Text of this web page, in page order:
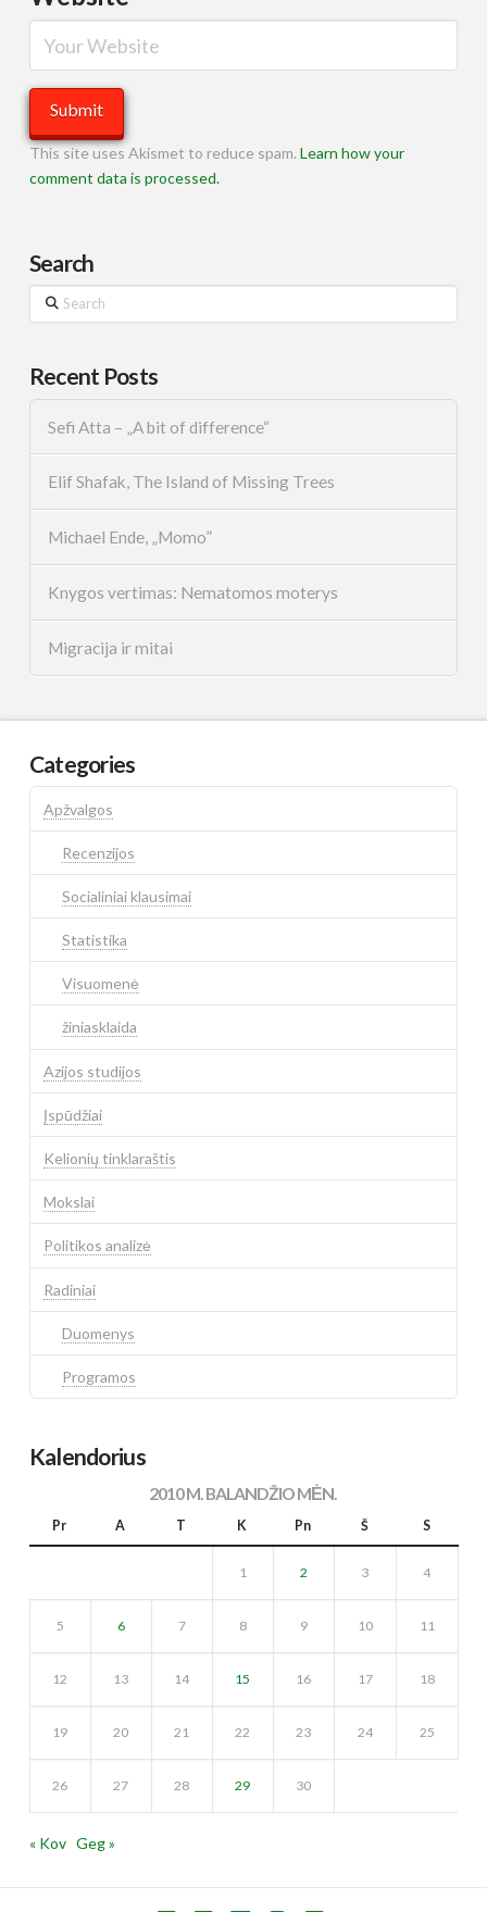
This site uses Akismet to reduce spam. Learn how your
comment data is processed.
Search
Search
Recent Posts
Sefi Atta – „A bit of difference“
Elif Shafak, The Island of Missing Trees
Michael Ende, „Momo”
Knygos vertimas: Nematomos moterys
Migracija ir mitai
Categories
Apžvalgos
Recenzijos
Socialiniai klausimai
Statistika
Visuomenė
žiniasklaida
Azijos studijos
Įspūdžiai
Kelionių tinklaraštis
Mokslai
Politikos analizė
Radiniai
Duomenys
Programos
Kalendorius
2010 M. BALANDŽIO MĖN.
Pr A T K Pn Š S
1 2 3 4
5 6 7 8 9 10 11
12 13 14 15 16 17 18
19 20 21 22 23 24 25
26 27 28 29 30
« Kov Geg »